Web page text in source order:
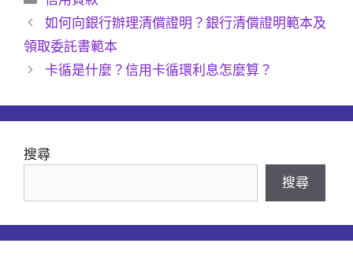
類
如何向銀行辦理清償證明？銀行清償證明範本及
領取委託書範本
卡循是什麼？信用卡循環利息怎麼算？
搜尋
搜尋